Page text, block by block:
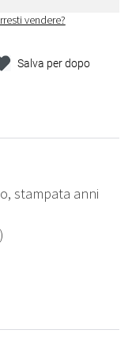
vendere?
Salva per dopo
stampata anni